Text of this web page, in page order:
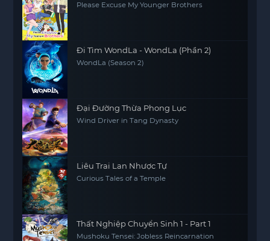
Please Excuse My Younger Brothers
Đi Tìm WondLa - WondLa (Phần 2)
WondLa (Season 2)
Đại Đường Thừa Phong Lục
Wind Driver in Tang Dynasty
Liêu Trai Lan Nhược Tự
Curious Tales of a Temple
Thất Nghiệp Chuyển Sinh 1 - Part 1
Mushoku Tensei: Jobless Reincarnation